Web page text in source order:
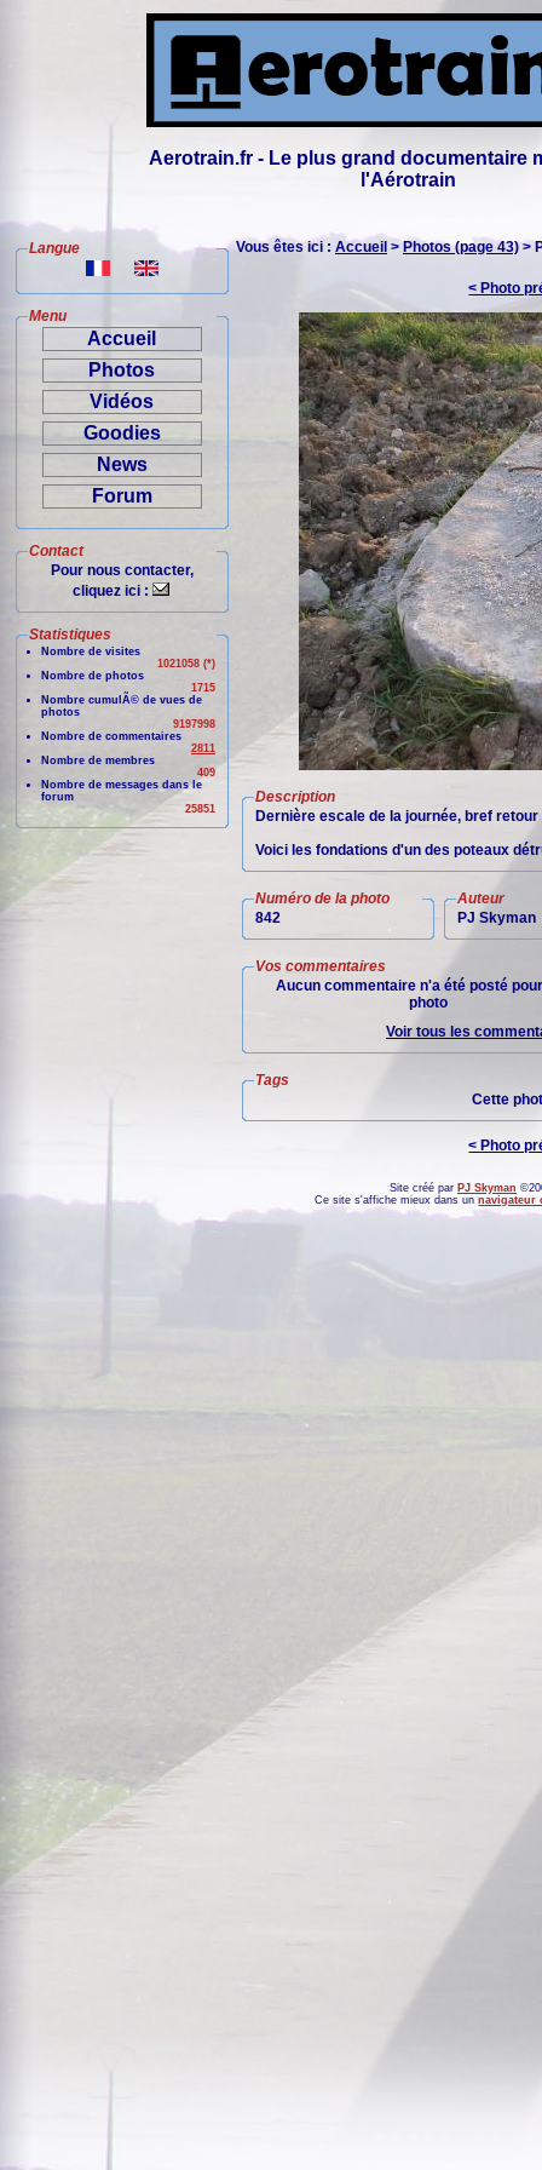
Aerotrain.fr - Le plus grand documentaire
l'Aérotrain
Langue
Menu
Accueil
Photos
Vidéos
Goodies
News
Forum
Contact
Pour nous contacter,
cliquez ici :
Statistiques
Nombre de visites
1021058 (*)
Nombre de photos
1715
Nombre cumulÃ© de vues de
photos
9197998
Nombre de commentaires
2811
Nombre de membres
409
Nombre de messages dans le
forum
25851
Vous êtes ici : Accueil > Photos (page 43) >
< Photo
Description
Dernière escale de la journée, bref
Voici les fondations d'un des poteaux
Numéro de la photo
842
Auteur
PJ Skyman
Vos commentaires
Aucun commentaire n'a été posté
photo
Voir tous les
Tags
Cette
< Photo
Site créé par PJ Skyman
Ce site s'affiche mieux dans unnavigateur